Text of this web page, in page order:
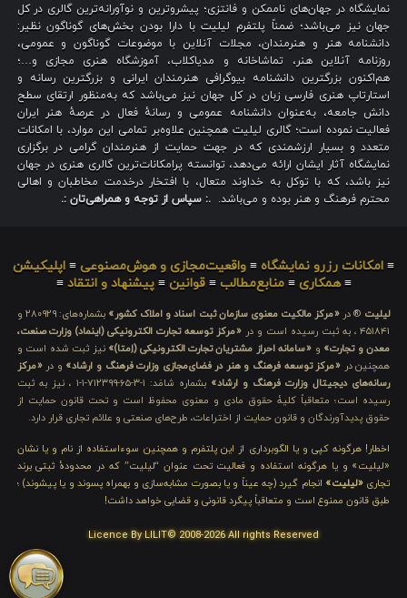
نمایشگاه در جهان‌های ناممکن و فانتزی؛ پیشروترین و نوآورانه‌ترین گالری در کل
جهان نیز می‌باشد؛ ضمناً پلتفرم لیلیت با دارا بودن بخش‌های گوناگون نظیر:
دانشنامه هنر و هنرمندان، مجلات آنلاین با موضوعات گوناگون و عمومی،
روزنامه آنلاین هنر، تماشاخانه و مدیاکلاب، آموزشگاه هنری مجازی و…؛
هم‌اکنون بزرگترین دانشنامه بیوگرافی هنرمندان ایرانی و بزرگترین رسانه و
استارتاپ هنری فارسی زبان در کل جهان نیز می‌باشد که به‌منظور ارتقای سطح
دانش جامعه، به‌عنوان دانشنامه عمومی و رسانهٔ فعال در عرصهٔ هنر ایران
فعالیت نموده است؛ گالری لیلیت همچنین علاوه‌بر تمامی این موارد، با امکانات
متعدد و بسیار ارزشمندی که در جهت حمایت از هنرمندان گرامی در برگزاری
نمایشگاه آثار ایشان ارائه می‌دهد، توانسته پرامکانات‌ترین گالری هنری در جهان
نیز باشد، که با توکل به خداوند متعال، با افتخار درخدمت مخاطبان و اهالی
محترم فرهنگ و هنر بوده و می‌باشد. .: سپاس از توجه و همراهی‌تان :.
≡ امکانات رزرو نمایشگاه ≡ واقعیت‌مجازی و هوش‌مصنوعی ≡ اپلیکیشن
≡همکاری ≡منابع‌مطالب ≡قوانین ≡پیشنهاد و انتقاد ≡
لیلیت ® در «مرکز مالکیت معنوی سازمان ثبت اسناد و املاک کشور»
بشماره‌های: ۲۸۰۹۲۹ و
۴۵۱۸۴۱ ، به ثبت رسیده است و در
«مرکز توسعه تجارت الکترونیکی (اینماد) وزارت صنعت،
معدن و تجارت» و «سامانه احراز مشتریان تجارت الکترونیکی (اِمتا)» نیز ثبت شده است و
همچنین در «مرکز توسعه فرهنگ و هنر در فضای‌مجازی وزارت فرهنگ و ارشاد» و در«مرکز
رسانه‌های دیجیتال وزارت فرهنگ و ارشاد»
بشماره شامَد: ۱-۳-۶۵-۷۱۲۳۹۹-۱-۱ ، نیز به ثبت
رسیده است؛ متعاقباً کلیهٔ حقوق مادی و معنوی محفوظ است و تحت قانون حمایت از
حقوق پدیدآورندگان و قانون حمایت از اختراعات، طرح‌های صنعتی و علائم تجاری قرار دارد.
اخطار! هرگونه کپی و یا الگوبرداری از این پلتفرم و همچنین سوءاستفاده از نام و یا نشان
«لیلیت» و یا هرگونه استفاده و فعالیت تحت عنوان “لیلیت” که در محدودهٔ ثبتی برند
تجاری «لیلیت» انجام گیرد (چه عیناً و یا بصورت مشابه‌سازی و بهمراه پسوند و یا پیشوند) ؛
طبق قانون ممنوع است و متعاقباً پیگرد قانونی و قضایی خواهد داشت!
Licence By LILIT© 2008-2026 All rights Reserved